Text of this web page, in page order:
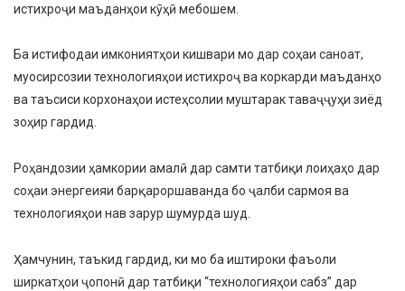
истихроҷи маъданҳои кӯҳӣ мебошем.
Ба истифодаи имкониятҳои кишвари мо дар соҳаи саноат,
муосирсозии технологияҳои истихроҷ ва коркарди маъданҳо
ва таъсиси корхонаҳои истеҳсолии муштарак таваҷҷуҳи зиёд
зоҳир гардид.
Роҳандозии ҳамкории амалӣ дар самти татбиқи лоиҳаҳо дар
соҳаи энергеияи барқароршаванда бо ҷалби сармоя ва
технологияҳои нав зарур шумурда шуд.
Ҳамчунин, таъкид гардид, ки мо ба иштироки фаъоли
ширкатҳои ҷопонӣ дар татбиқи “технологияҳои сабз” дар